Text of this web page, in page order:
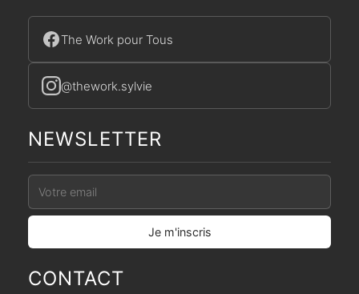
The Work pour Tous
@thework.sylvie
NEWSLETTER
CONTACT